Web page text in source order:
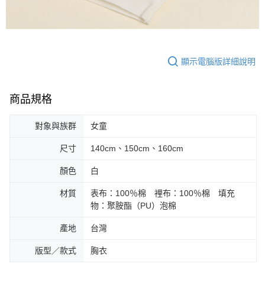
顯示電腦版詳細說明
商品規格
對象與族群 女童
尺寸 140cm、150cm、160cm
顏色 白
材質
表布：100％棉 裡布：100％棉 填充
物：聚胺酯（PU）泡棉
產地 台灣
版型／款式 胸衣